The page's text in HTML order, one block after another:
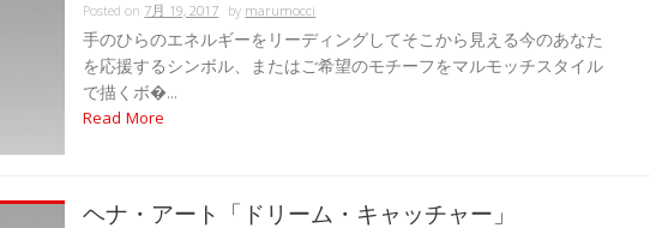
Posted on7月 19, 2017 bymarumocci
手のひらのエネルギーをリーディングしてそこから見える今のあなた
を応援するシンボル、またはご希望のモチーフをマルモッチスタイル
で描くボ�...
Read More
ヘナ・アート「ドリーム・キャッチャー」